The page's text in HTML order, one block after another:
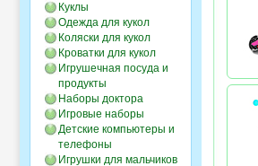
Куклы
Одежда для кукол
Коляски для кукол
Кроватки для кукол
Игрушечная посуда и
продукты
Наборы доктора
Игровые наборы
Детские компьютеры и
телефоны
Игрушки для мальчиков